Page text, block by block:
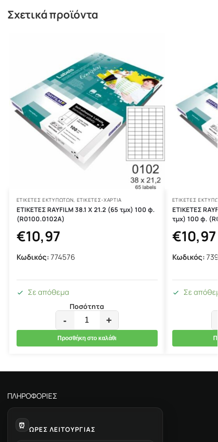
Σχετικά προϊόντα
ΕΤΙΚΈΤΕΣ ΕΚΤΥΠΩΤΏΝ, ΕΤΙΚΕΤΕΣ-ΧΑΡΤΙΑ
ΕΤΙΚΕΤΕΣ RAYFILM 38.1 Χ 21.2 (65 τμχ) 100 φ.
(R0100.0102A)
€10,97
Κωδικός:774576
Σε απόθεμα
Ποσότητα
- +
Προσθήκη στο καλάθι
ΕΤΙΚΈΤΕΣ
ΕΤΙΚΕΤΕΣ
τμχ) 100 φ.
€10,97
Κωδικός:
Σε
ΠΛΗΡΟΦΟΡΙΕΣ
⏰ ΩΡΕΣ ΛΕΙΤΟΥΡΓΙΑΣ